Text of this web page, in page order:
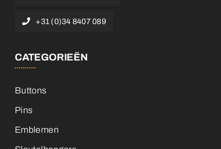
+31 (0)34 8407 089
CATEGORIEËN
Buttons
Pins
Emblemen